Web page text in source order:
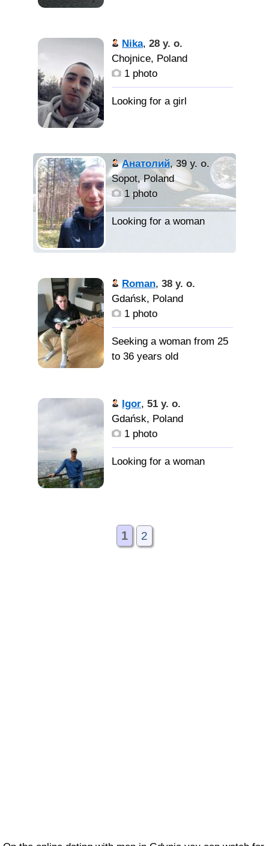
Nika, 28 y. o.
Chojnice, Poland
1 photo
Анатолий,39 y. o.
Sopot, Poland
1 photo
Roman, 38 y. o.
Gdańsk, Poland
1 photo
Seeking a woman from 25
to 36 years old
Igor, 51 y. o.
Gdańsk, Poland
1 photo
1 2